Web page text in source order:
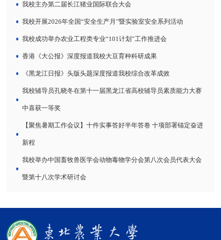
我校主办第二届长江猪业国际联合大会
我校开展2026年全国“安全生产月”暨实验室安全系列活动
我校成功举办农业工程类专业“101计划”工作推进会
香港《大公报》深度报道我校大豆育种科研成果
《黑龙江日报》头版头题深度报道我校综合改革成效
我校辅导员孔晓冬在第十一届黑龙江省高校辅导员素质能力大赛
中喜获一等奖
【聚焦暑期工作会议】十件实事答好半年答卷 十项部署锚定奋进
新程
我校举办中国畜牧兽医学会动物毒物学分会第八次会员代表大会
暨第十八次学术研讨会